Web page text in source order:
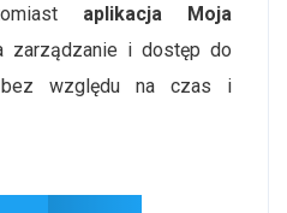
aplikacja Moja
zarządzanie i dostęp do
bez względu na czas i